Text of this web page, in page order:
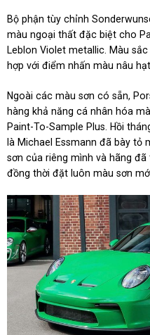
Bộ phận tùy chỉnh
màu ngoại thất đặc biệt cho
Leblon Violet metallic. Màu
hợp với điểm nhấn màu nâu
Ngoài các màu sơn có sẵn,
hàng khả năng cá nhân hóa
Paint-To-Sample Plus. Hồi
là Michael Essmann đã bày
sơn của riêng mình và hãng
đồng thời đặt luôn màu sơn